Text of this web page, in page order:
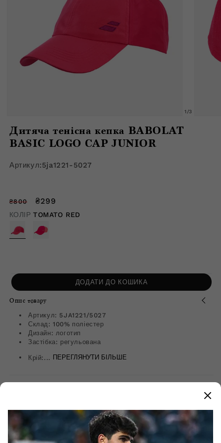
медіафайл
1
в
модальному
1 /з3
Дитяча тенісна кепка BABOLAT
BASIC LOGO CAP JUNIOR
Артикул:5ja1221-5027
Звичайна
ціна
₴800
Ціна
зі
знижкою
₴299
КОЛІРTOMATO RED
ДОДАТИ ДО КОШИКА
Опис товару
Артикул: 5JA1221/5027
Склад: 100% поліестер
Дизайн: логотип
Застібка: регульована
Крій:... ПЕРЕГЛЯНУТИ БІЛЬШЕ
Популярне зараз